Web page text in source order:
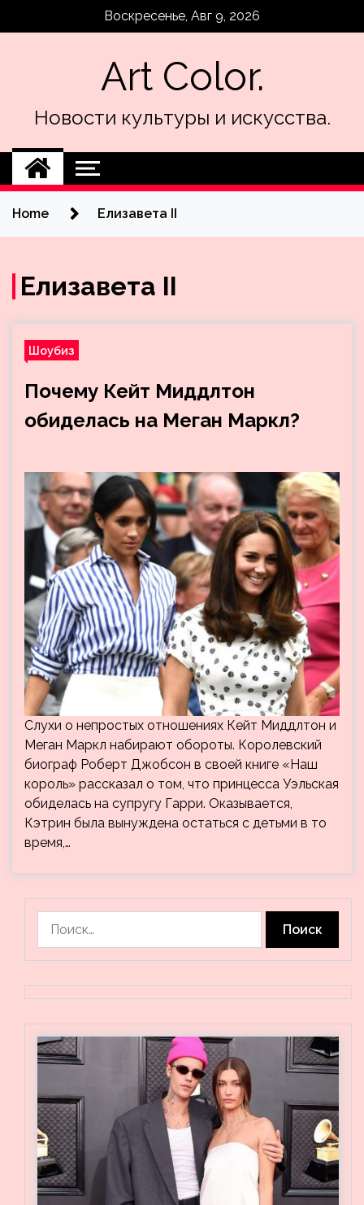
Воскресенье, Авг 9, 2026
Art Color.
Новости культуры и искусства.
Home Елизавета II
Елизавета II
Шоубиз
Почему Кейт Миддлтон
обиделась на Меган Маркл?
Слухи о непростых отношениях Кейт Миддлтон и
Меган Маркл набирают обороты. Королевский
биограф Роберт Джобсон в своей книге «Наш
король» рассказал о том, что принцесса Уэльская
обиделась на супругу Гарри. Оказывается,
Кэтрин была вынуждена остаться с детьми в то
время,…